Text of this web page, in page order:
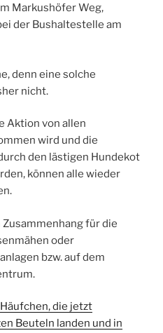
Markushöfer Weg,
der Bushaltestelle am
denn eine solche
nicht.
Aktion von allen
wird und die
den lästigen Hundekot
können alle wieder
für die
oder
bzw. auf dem
die jetzt
Beuteln landen und in